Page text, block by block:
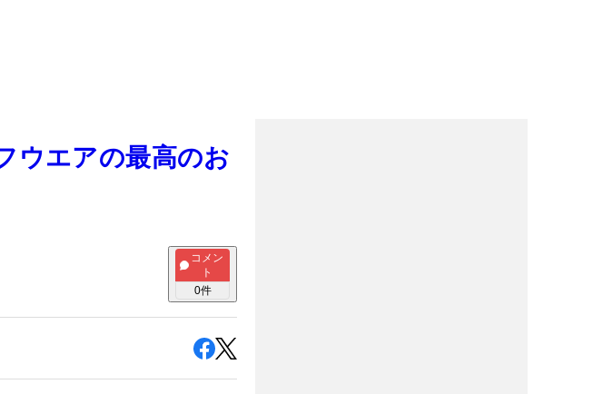
ウエアの最高のお
コメン
ト
0件